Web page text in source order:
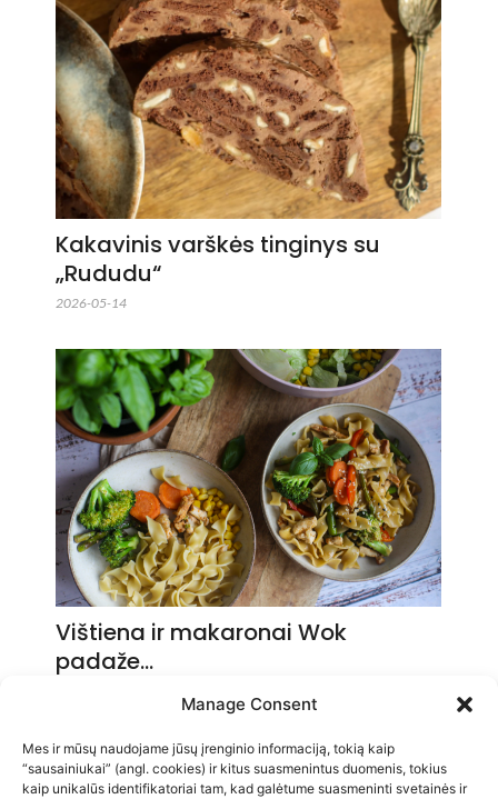
Manage Consent
Mes ir mūsų naudojame jūsų įrenginio informaciją, tokią kaip
“sausainiukai” (angl. cookies) ir kitus suasmenintus duomenis, tokius
kaip unikalūs identifikatoriai tam, kad galėtume suasmeninti svetainės ir
Kakavinis varškės tinginys su
„Rududu“
2026-05-14
Vištiena ir makaronai Wok
padaže…